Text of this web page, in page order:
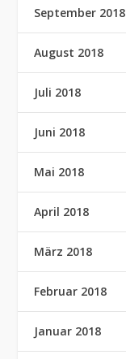
September 2018
August 2018
Juli 2018
Juni 2018
Mai 2018
April 2018
März 2018
Februar 2018
Januar 2018